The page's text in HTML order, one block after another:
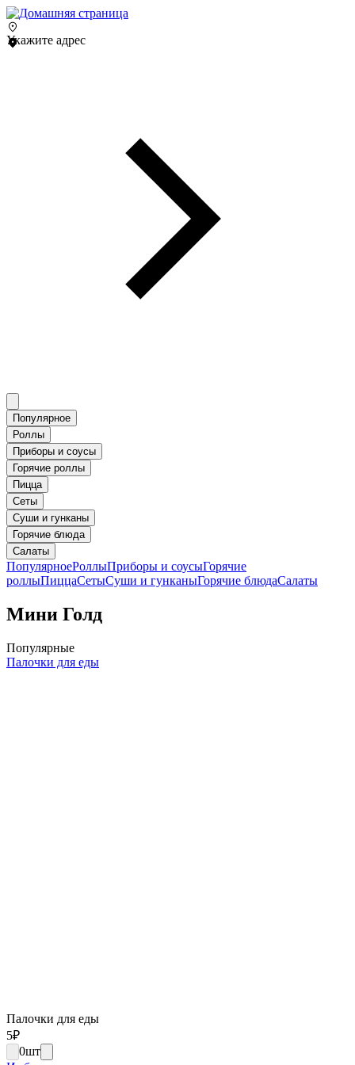
Укажите адрес
Популярное
Роллы
Приборы и соусы
Горячие роллы
Пицца
Сеты
Суши и гунканы
Горячие блюда
Салаты
ПопулярноеРоллыПриборы и соусыГорячие
роллыПиццаСетыСуши и гунканыГорячие блюдаСалаты
Мини Голд
Популярные
Палочки для еды
Палочки для еды
5₽
0шт